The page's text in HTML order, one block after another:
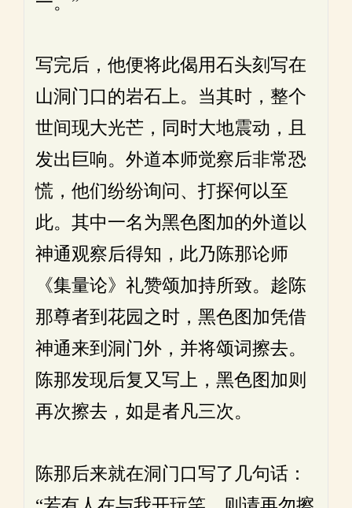
写完后，他便将此偈用石头刻写在
山洞门口的岩石上。当其时，整个
世间现大光芒，同时大地震动，且
发出巨响。外道本师觉察后非常恐
慌，他们纷纷询问、打探何以至
此。其中一名为黑色图加的外道以
神通观察后得知，此乃陈那论师
《集量论》礼赞颂加持所致。趁陈
那尊者到花园之时，黑色图加凭借
神通来到洞门外，并将颂词擦去。
陈那发现后复又写上，黑色图加则
再次擦去，如是者凡三次。
陈那后来就在洞门口写了几句话：